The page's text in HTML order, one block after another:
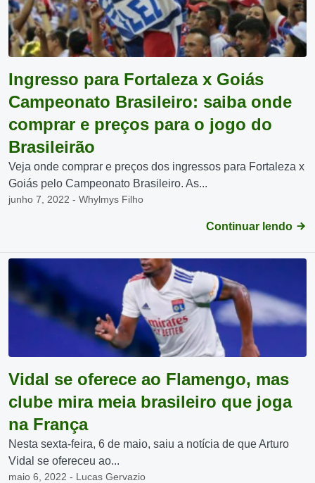
Ingresso para Fortaleza x Goiás
Campeonato Brasileiro: saiba onde
comprar e preços para o jogo do
Brasileirão
Veja onde comprar e preços dos ingressos para Fortaleza x
Goiás pelo Campeonato Brasileiro. As...
junho 7, 2022 - Whylmys Filho
Continuar lendo
Vidal se oferece ao Flamengo, mas
clube mira meia brasileiro que joga
na França
Nesta sexta-feira, 6 de maio, saiu a notícia de que Arturo
Vidal se ofereceu ao...
maio 6, 2022 - Lucas Gervazio